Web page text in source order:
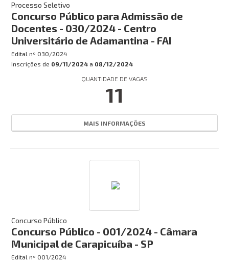
Processo Seletivo
Concurso Público para Admissão de
Docentes - 030/2024 - Centro
Universitário de Adamantina - FAI
Edital nº 030/2024
Inscrições de 09/11/2024 a 08/12/2024
QUANTIDADE DE VAGAS
11
MAIS INFORMAÇÕES
Concurso Público
Concurso Público - 001/2024 - Câmara
Municipal de Carapicuíba - SP
Edital nº 001/2024